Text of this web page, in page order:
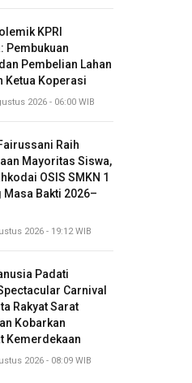
KPRI
Pembukuan
Pembelian Lahan
Ketua Koperasi
2026 - 06:00 WIB
Raih
Mayoritas Siswa,
OSIS SMKN 1
Bakti 2026–
2026 - 19:12 WIB
Padati
Carnival
Rakyat Sarat
Kobarkan
Kemerdekaan
2026 - 08:09 WIB